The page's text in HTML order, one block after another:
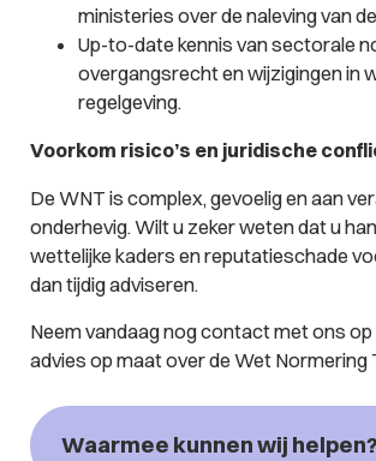
ministeries over de naleving van
Up-to-date kennis van sectorale
overgangsrecht en wijzigingen in
regelgeving.
Voorkom risico’s en juridische
De WNT is complex, gevoelig en aan
onderhevig. Wilt u zeker weten dat u
wettelijke kaders en reputatieschade
dan tijdig adviseren.
Neem vandaag nog contact met ons
advies op maat over de Wet Normering
Waarmee kunnen wij